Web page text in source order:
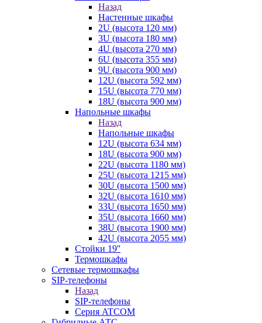
Назад
Настенные шкафы
2U (высота 120 мм)
3U (высота 180 мм)
4U (высота 270 мм)
6U (высота 355 мм)
9U (высота 900 мм)
12U (высота 592 мм)
15U (высота 770 мм)
18U (высота 900 мм)
Напольные шкафы
Назад
Напольные шкафы
12U (высота 634 мм)
18U (высота 900 мм)
22U (высота 1180 мм)
25U (высота 1215 мм)
30U (высота 1500 мм)
32U (высота 1610 мм)
33U (высота 1650 мм)
35U (высота 1660 мм)
38U (высота 1900 мм)
42U (высота 2055 мм)
Стойки 19''
Термошкафы
Сетевые термошкафы
SIP-телефоны
Назад
SIP-телефоны
Серия ATCOM